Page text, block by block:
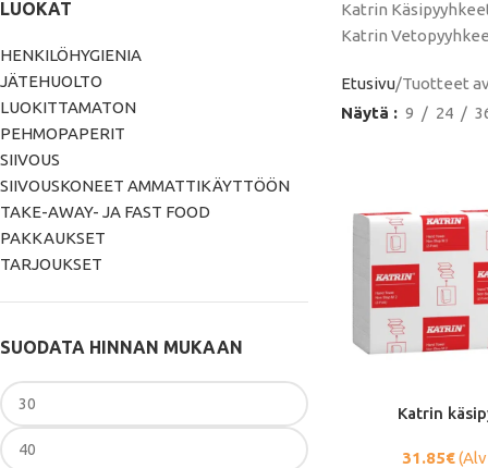
LUOKAT
HENKILÖHYGIENIA
JÄTEHUOLTO
LUOKITTAMATON
PEHMOPAPERIT
SIIVOUS
SIIVOUSKONEET AMMATTIKÄYTTÖÖN
TAKE-AWAY- JA FAST FOOD
PAKKAUKSET
TARJOUKSET
SUODATA HINNAN MUKAAN
Katrin
Katrin
Etusivu Tuotteet
Näytä
9 24
Katrin
31.85€